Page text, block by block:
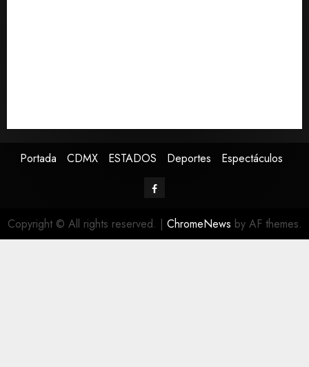
Portada CDMX ESTADOS Deportes Espectáculos
Copyright © All rights reserved. | ChromeNews by AF themes.